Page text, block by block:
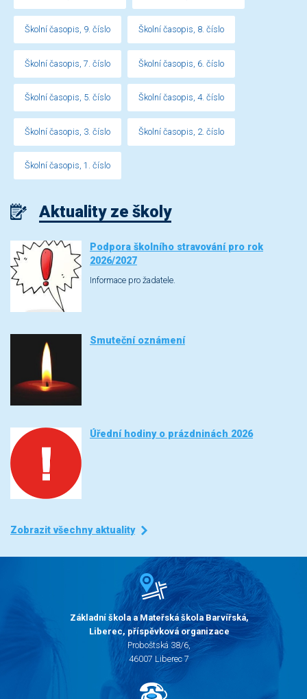
Školní časopis, 9. číslo Školní časopis, 8. číslo
Školní časopis, 7. číslo Školní časopis, 6. číslo
Školní časopis, 5. číslo Školní časopis, 4. číslo
Školní časopis, 3. číslo Školní časopis, 2. číslo
Školní časopis, 1. číslo
Aktuality ze školy
Podpora školního stravování pro rok
2026/2027
Informace pro žadatele.
Smuteční oznámení
Úřední hodiny o prázdninách 2026
Zobrazit všechny aktuality
Základní škola a Mateřská škola Barvířská,
Liberec, příspěvková organizace
Proboštská 38/6,
46007 Liberec 7